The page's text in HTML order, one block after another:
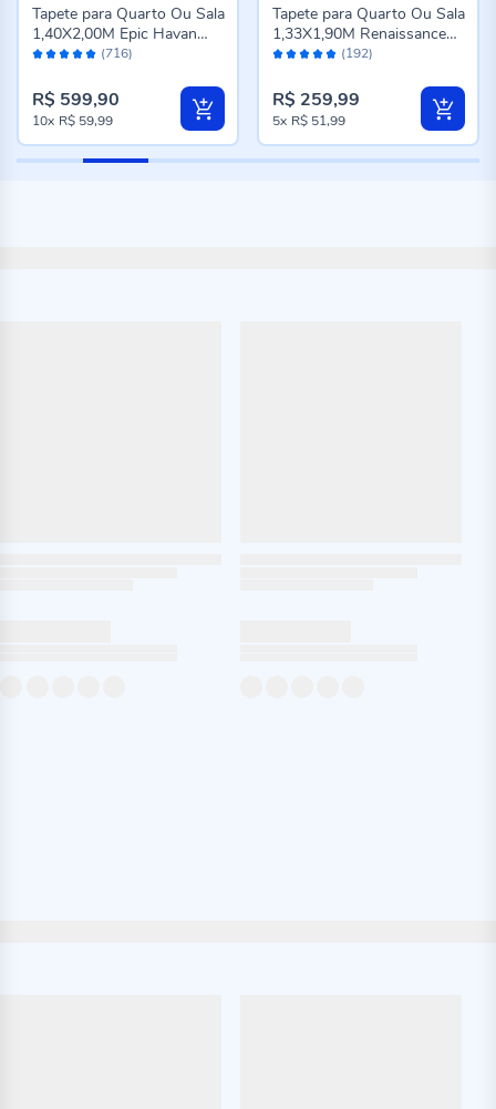
Avaliação: (716)
Tapete para Quarto Ou Sala
1,40X2,00M Epic Havan
Casa - Cinza Novo
R$ 599,90
10x R$ 59,99
Avaliação: (192)
Tapete para Quarto Ou Sala
1,33X1,90M Renaissance
Havan Casa - Genova
R$ 259,99
5x R$ 51,99